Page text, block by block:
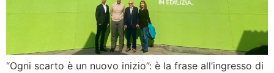
“Ogni scarto è un nuovo inizio”: è la frase all’ingresso di